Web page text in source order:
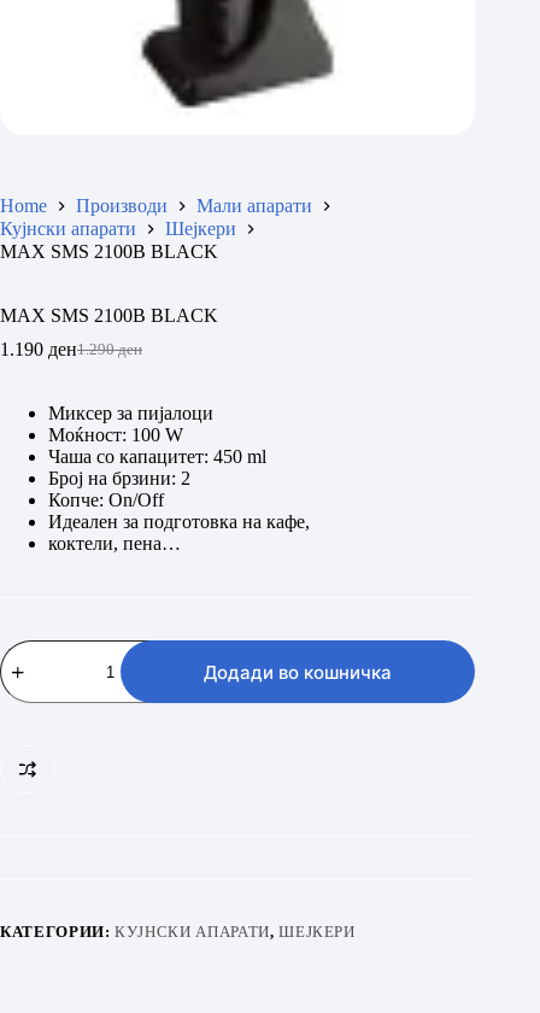
Home Производи
Мали апарати
Кујнски апарати
Шејкери
MAX SMS 2100B BLACK
MAX SMS 2100B BLACK
1.290ден
Original
1.290 ден.
1.190 денCurrent
1.190 ден.
Миксер за пијалоци
Моќност: 100 W
Чаша со капацитет: 450 ml
Број на брзини: 2
Копче: On/Off
Идеален за подготовка на кафе,
коктели, пена…
MAX
SMS
2100B
Додади во кошничка
КАТЕГОРИИ:КУЈНСКИ АПАРАТИ,ШЕЈКЕРИ